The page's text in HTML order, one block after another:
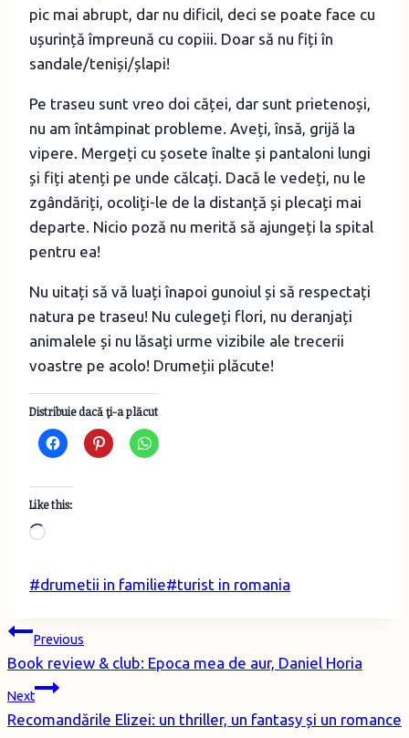
pic mai abrupt, dar nu dificil, deci se poate face cu
ușurință împreună cu copiii. Doar să nu fiți în
sandale/teniși/șlapi!
Pe traseu sunt vreo doi căței, dar sunt prietenoși,
nu am întâmpinat probleme. Aveți, însă, grijă la
vipere. Mergeți cu șosete înalte și pantaloni lungi
și fiți atenți pe unde călcați. Dacă le vedeți, nu le
zgândăriți, ocoliți-le de la distanță și plecați mai
departe. Nicio poză nu merită să ajungeți la spital
pentru ea!
Nu uitați să vă luați înapoi gunoiul și să respectați
natura pe traseu! Nu culegeți flori, nu deranjați
animalele și nu lăsați urme vizibile ale trecerii
voastre pe acolo! Drumeții plăcute!
Distribuie dacă ţi-a plăcut
Like this:
Loading…
Post
#drumetii in familie#turist in romania
Post
navigation
Previous
Book review & club: Epoca mea de aur, Daniel Horia
Next
Recomandările Elizei: un thriller, un fantasy și un romance